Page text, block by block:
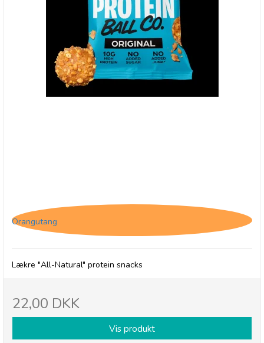
Orangutang
Lækre "All-Natural" protein snacks
22,00 DKK
Vis produkt